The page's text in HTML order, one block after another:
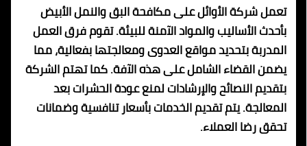
تعمل شركة الأوائل على مكافحة البق والنمل الأبيض
بأحدث الأساليب والمواد الآمنة للبيئة. تقوم فرق العمل
المدربة بتحديد مواقع العدوى ومعالجتها بفعالية، مما
يضمن القضاء الشامل على هذه الآفة. كما تهتم الشركة
بتقديم النصائح والإرشادات لمنع عودة الحشرات بعد
المعالجة. يتم تقديم الخدمات بأسعار تنافسية وضمانات
تحقق رضا العملاء.